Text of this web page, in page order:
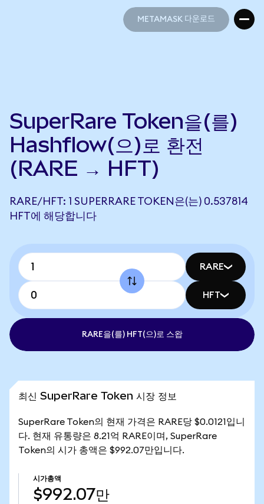
METAMASK 다운로드
SuperRare Token을(를)
Hashflow(으)로 환전
(RARE → HFT)
RARE/HFT: 1 SUPERRARE TOKEN은(는) 0.537814
HFT에 해당합니다
RARE
HFT
RARE을(를) HFT(으)로 스왑
최신 SuperRare Token 시장 정보
SuperRare Token의 현재 가격은 RARE당 $0.0121입니
다. 현재 유통량은 8.21억 RARE이며, SuperRare
Token의 시가 총액은 $992.07만입니다.
시가총액
$992.07만